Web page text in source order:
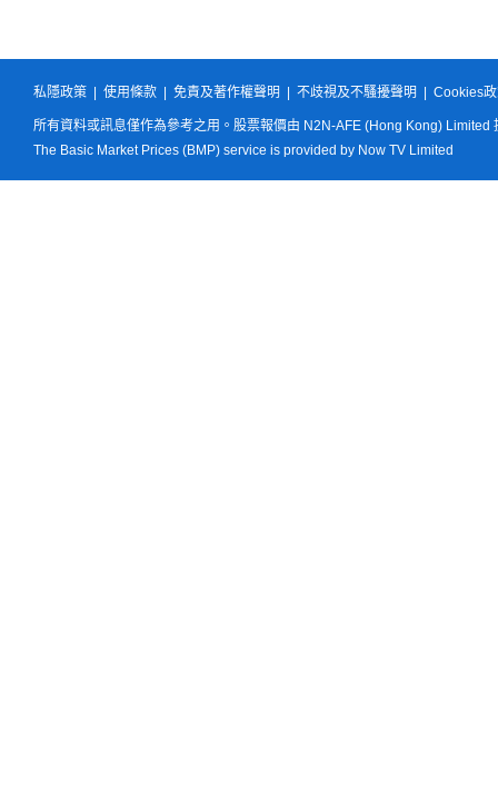
私隱政策 使用條款 免責及著作權聲明 不歧視及不騷擾聲明 Cookies
所有資料或訊息僅作為參考之用。股票報價由 N2N-AFE (Hong Kong) Limited
The Basic Market Prices (BMP) service is provided by Now TV Limited